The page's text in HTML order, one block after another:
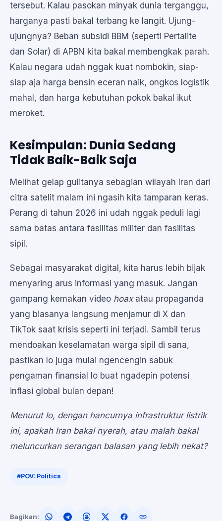
tersebut. Kalau pasokan minyak dunia terganggu,
harganya pasti bakal terbang ke langit. Ujung-
ujungnya? Beban subsidi BBM (seperti Pertalite
dan Solar) di APBN kita bakal membengkak parah.
Kalau negara udah nggak kuat nombokin, siap-
siap aja harga bensin eceran naik, ongkos logistik
mahal, dan harga kebutuhan pokok bakal ikut
meroket.
Kesimpulan: Dunia Sedang
Tidak Baik-Baik Saja
Melihat gelap gulitanya sebagian wilayah Iran dari
citra satelit malam ini ngasih kita tamparan keras.
Perang di tahun 2026 ini udah nggak peduli lagi
sama batas antara fasilitas militer dan fasilitas
sipil.
Sebagai masyarakat digital, kita harus lebih bijak
menyaring arus informasi yang masuk. Jangan
gampang kemakan video hoaxatau propaganda
yang biasanya langsung menjamur di X dan
TikTok saat krisis seperti ini terjadi. Sambil terus
mendoakan keselamatan warga sipil di sana,
pastikan lo juga mulai ngencengin sabuk
pengaman finansial lo buat ngadepin potensi
inflasi global bulan depan!
Menurut lo, dengan hancurnya infrastruktur listrik
ini, apakah Iran bakal nyerah, atau malah bakal
meluncurkan serangan balasan yang lebih nekat?
#POV: Politics
Bagikan: